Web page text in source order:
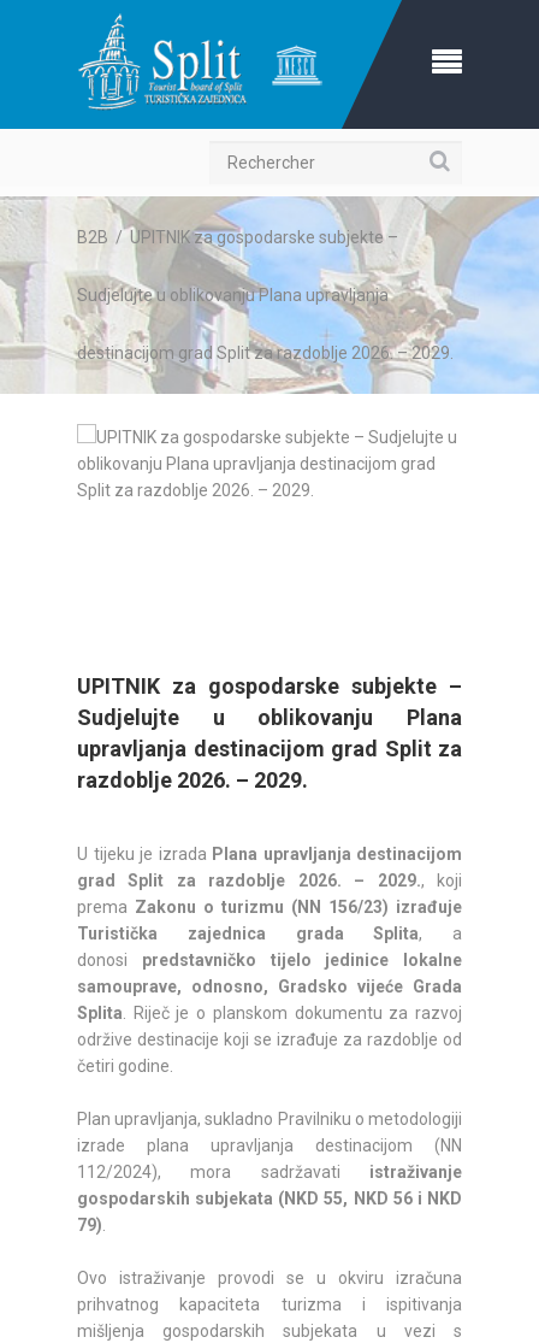
Rechercher
B2B / UPITNIK za gospodarske subjekte –
Sudjelujte u oblikovanju Plana upravljanja
destinacijom grad Split za razdoblje 2026. – 2029.
UPITNIK za gospodarske subjekte –
Sudjelujte u oblikovanju Plana
upravljanja destinacijom grad Split za
razdoblje 2026. – 2029.
U tijeku je izrada Plana upravljanja destinacijom
grad Split za razdoblje 2026. – 2029., koji
prema Zakonu o turizmu (NN 156/23) izrađuje
Turistička zajednica grada Splita, a
donosi predstavničko tijelo jedinice lokalne
samouprave, odnosno, Gradsko vijeće Grada
Splita . Riječ je o planskom dokumentu za razvoj
održive destinacije koji se izrađuje za razdoblje od
četiri godine.
Plan upravljanja, sukladno Pravilniku o metodologiji
izrade plana upravljanja destinacijom (NN
112/2024), mora sadržavati istraživanje
gospodarskih subjekata (NKD 55, NKD 56 i NKD
79)
Ovo istraživanje provodi se u okviru izračuna
prihvatnog kapaciteta turizma i ispitivanja
mišljenja gospodarskih subjekata u vezi s